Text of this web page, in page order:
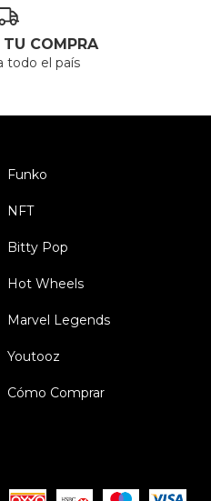
COMPRA
todo el país
Funko
NFT
Bitty Pop
Hot Wheels
Marvel Legends
Youtooz
Cómo Comprar